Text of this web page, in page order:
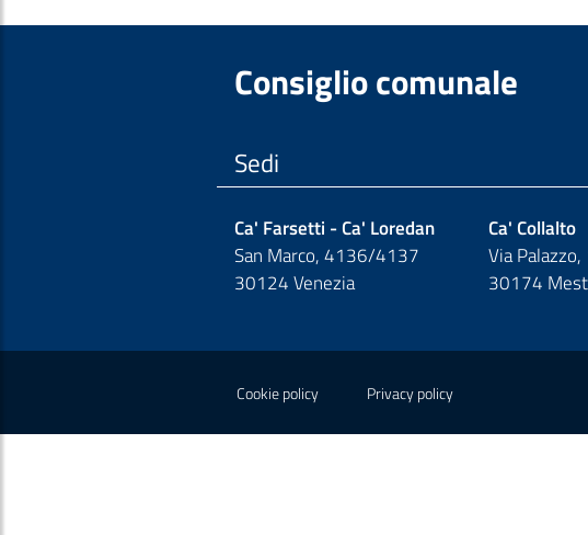
Consiglio comunale
Sedi
Ca' Farsetti - Ca' Loredan
San Marco, 4136/4137
30124 Venezia
Ca' Collalto
Via Palazzo,
30174
Cookie policy Privacy policy